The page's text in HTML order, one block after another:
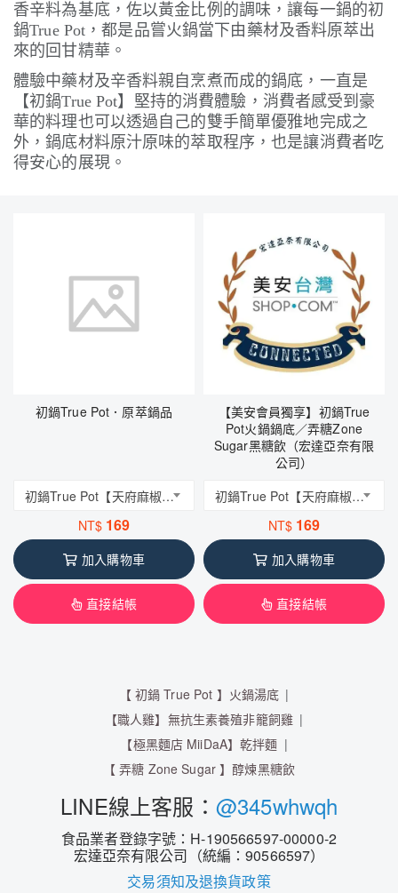
香辛料為基底，佐以黃金比例的調味，讓每一鍋的初
鍋True Pot ，都是品嘗火鍋當下由藥材及香料原萃出
來的回甘精華。
體驗中藥材及辛香料親自烹煮而成的鍋底，一直是
【初鍋True Pot】堅持的消費體驗，消費者感受到豪
華的料理也可以透過自己的雙手簡單優雅地完成之
外，鍋底材料原汁原味的萃取程序，也是讓消費者吃
得安心的展現。
初鍋True Pot．原萃鍋品
初鍋True Pot【天府麻椒鍋】火鍋鍋底
NT$ 169
加入購物車
直接結帳
【美安會員獨享】初鍋True
Pot火鍋鍋底／弄糖Zone
Sugar黑糖飲（宏達亞奈有限
公司）
初鍋True Pot【天府麻椒鍋】火鍋鍋底
NT$ 169
加入購物車
直接結帳
【 初鍋 True Pot 】火鍋湯底
【職人雞】無抗生素養殖非籠飼雞
【極黑麵店 MiiDaA】乾拌麵
【 弄糖 Zone Sugar 】醇煉黑糖飲
LINE線上客服： @345whwqh
食品業者登錄字號：H-190566597-00000-2
宏達亞奈有限公司（統編：90566597）
交易須知及退換貨政策